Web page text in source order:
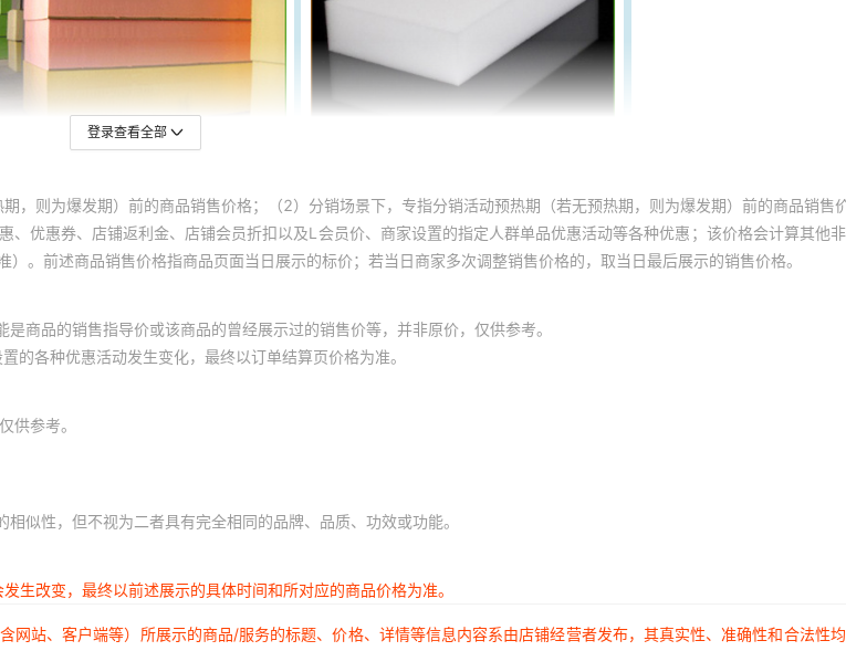
登录查看全部
，则为爆发期）前的商品销售价格；（2）分销场景下，专指分销活动预热期（若无预热期，则为爆发期）前的商品销售
优惠券、店铺返利金、店铺会员折扣以及L会员价、商家设置的指定人群单品优惠活动等各种优惠；该价格会计算其他
。前述商品销售价格指商品页面当日展示的标价；若当日商家多次调整销售价格的，取当日最后展示的销售价格。
商品的销售指导价或该商品的曾经展示过的销售价等，并非原价，仅供参考。
各种优惠活动发生变化，最终以订单结算页价格为准。
供参考。
似性，但不视为二者具有完全相同的品牌、品质、功效或功能。
生改变，最终以前述展示的具体时间和所对应的商品价格为准。
站、客户端等）所展示的商品/服务的标题、价格、详情等信息内容系由店铺经营者发布，其真实性、准确性和合法性